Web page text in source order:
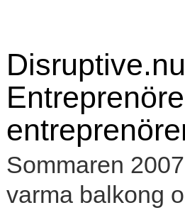
Sommaren
varma balkong